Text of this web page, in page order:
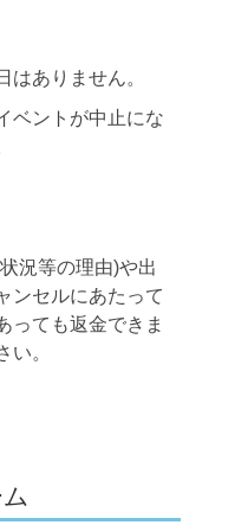
はありません。
ベントが中止にな
況等の理由)や出
ンセルにあたって
っても返金できま
い。